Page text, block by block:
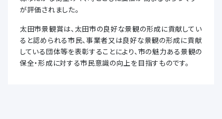
が評価されました。
太田市景観賞は、太田市の良好な景観の形成に貢献してい
ると認められる市民、事業者又は良好な景観の形成に貢献
している団体等を表彰することにより、市の魅力ある景観の
保全・形成に対する市民意識の向上を目指すものです。